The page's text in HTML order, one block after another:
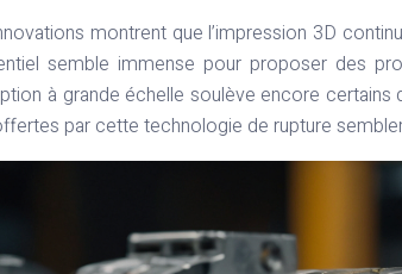
montrent que l’impression 3D
semble immense pour proposer des
à grande échelle soulève encore certains
par cette technologie de rupture